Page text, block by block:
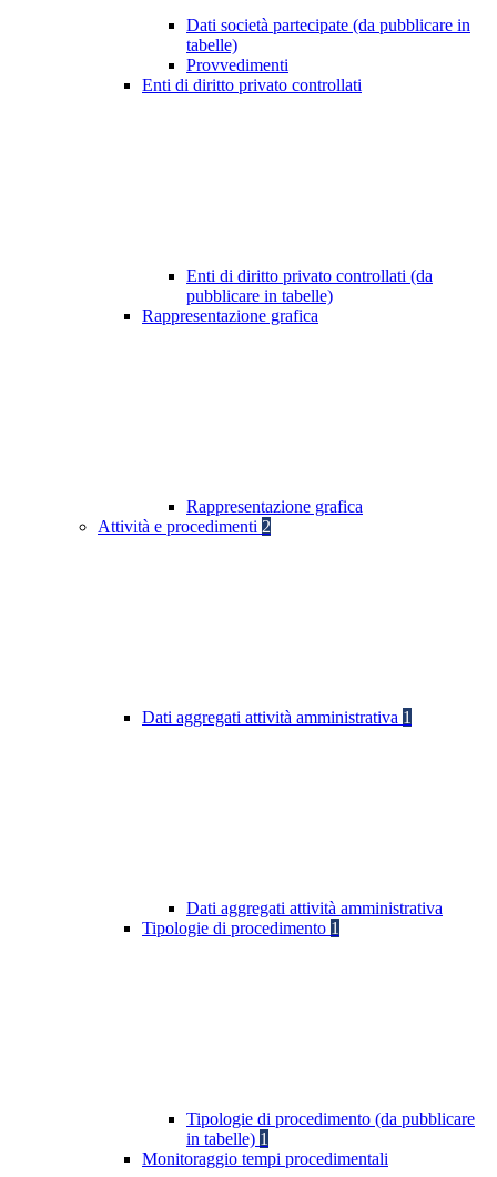
Dati società partecipate (da pubblicare in
tabelle)
Provvedimenti
Enti di diritto privato controllati
Enti di diritto privato controllati (da
pubblicare in tabelle)
Rappresentazione grafica
Rappresentazione grafica
Attività e procedimenti 2
Dati aggregati attività amministrativa 1
Dati aggregati attività amministrativa
Tipologie di procedimento 1
Tipologie di procedimento (da pubblicare
in tabelle) 1
Monitoraggio tempi procedimentali